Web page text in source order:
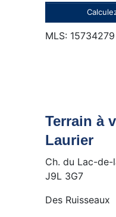
MLS: 15734279
Terrain à
Laurier
Ch. du Lac-de-
J9L 3G7
Des Ruisseaux